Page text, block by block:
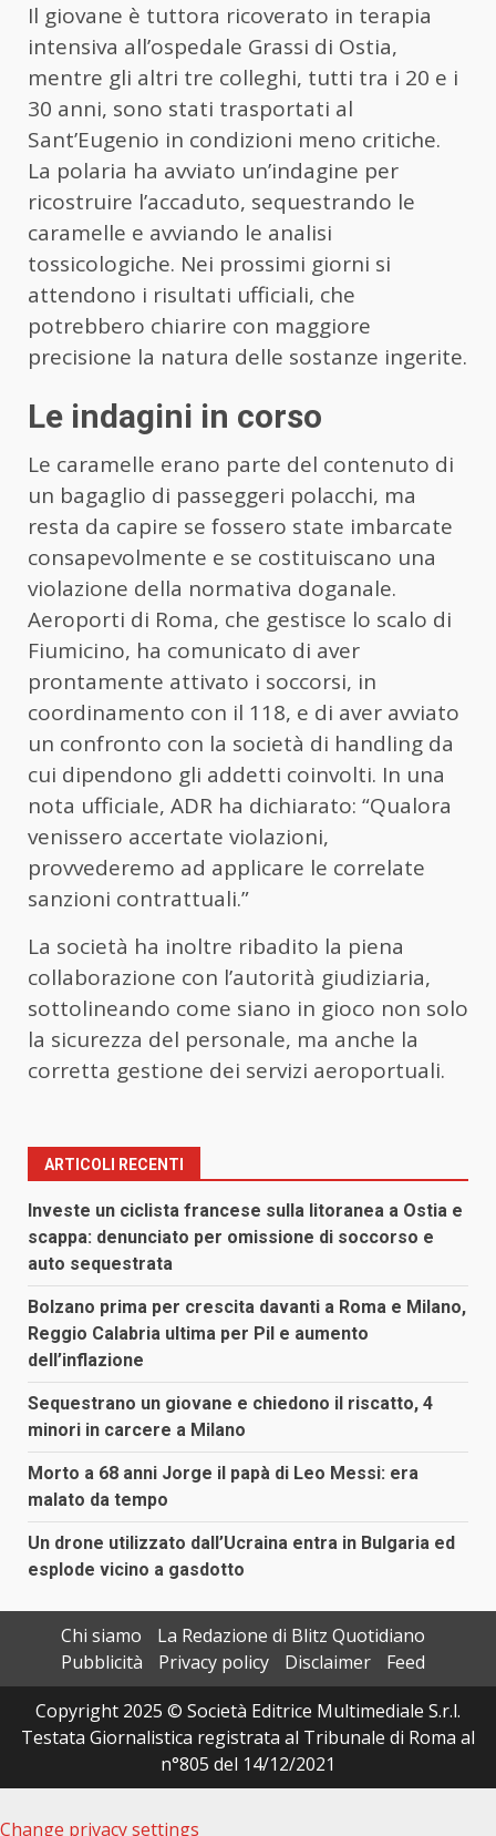
Il giovane è tuttora ricoverato in terapia
intensiva all’ospedale Grassi di Ostia,
mentre gli altri tre colleghi, tutti tra i 20 e i
30 anni, sono stati trasportati al
Sant’Eugenio in condizioni meno critiche.
La polaria ha avviato un’indagine per
ricostruire l’accaduto, sequestrando le
caramelle e avviando le analisi
tossicologiche. Nei prossimi giorni si
attendono i risultati ufficiali, che
potrebbero chiarire con maggiore
precisione la natura delle sostanze ingerite.
Le indagini in corso
Le caramelle erano parte del contenuto di
un bagaglio di passeggeri polacchi, ma
resta da capire se fossero state imbarcate
consapevolmente e se costituiscano una
violazione della normativa doganale.
Aeroporti di Roma, che gestisce lo scalo di
Fiumicino, ha comunicato di aver
prontamente attivato i soccorsi, in
coordinamento con il 118, e di aver avviato
un confronto con la società di handling da
cui dipendono gli addetti coinvolti. In una
nota ufficiale, ADR ha dichiarato: “Qualora
venissero accertate violazioni,
provvederemo ad applicare le correlate
sanzioni contrattuali.”
La società ha inoltre ribadito la piena
collaborazione con l’autorità giudiziaria,
sottolineando come siano in gioco non solo
la sicurezza del personale, ma anche la
corretta gestione dei servizi aeroportuali.
ARTICOLI RECENTI
Investe un ciclista francese sulla litoranea a Ostia e
scappa: denunciato per omissione di soccorso e
auto sequestrata
Bolzano prima per crescita davanti a Roma e Milano,
Reggio Calabria ultima per Pil e aumento
dell’inflazione
Sequestrano un giovane e chiedono il riscatto, 4
minori in carcere a Milano
Morto a 68 anni Jorge il papà di Leo Messi: era
malato da tempo
Un drone utilizzato dall’Ucraina entra in Bulgaria ed
esplode vicino a gasdotto
Chi siamo
La Redazione di Blitz Quotidiano
Pubblicità
Privacy policy Disclaimer
Feed
Copyright 2025 © Società Editrice Multimediale S.r.l.
Testata Giornalistica registrata al Tribunale di Roma al
n°805 del 14/12/2021
Change privacy settings